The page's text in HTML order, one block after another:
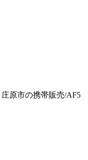
原市の携帯販売/AF5